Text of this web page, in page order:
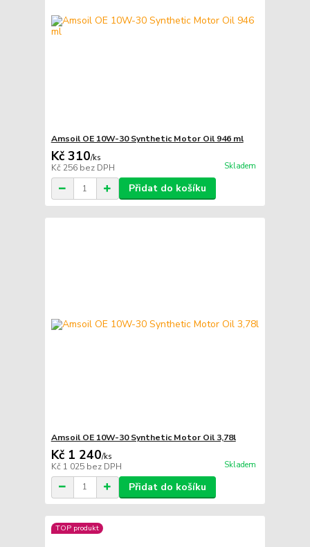
Amsoil OE 10W-30 Synthetic Motor Oil 946 ml
Kč 310/ks
Kč 256 bez DPH Skladem
Přidat do košíku
Amsoil OE 10W-30 Synthetic Motor Oil 3,78l
Kč 1 240/ks
Kč 1 025 bez DPH Skladem
Přidat do košíku
TOP produkt